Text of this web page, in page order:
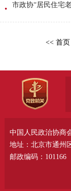
<< 首
中国人民政治协商
地址：北京市通州
邮政编码：101166